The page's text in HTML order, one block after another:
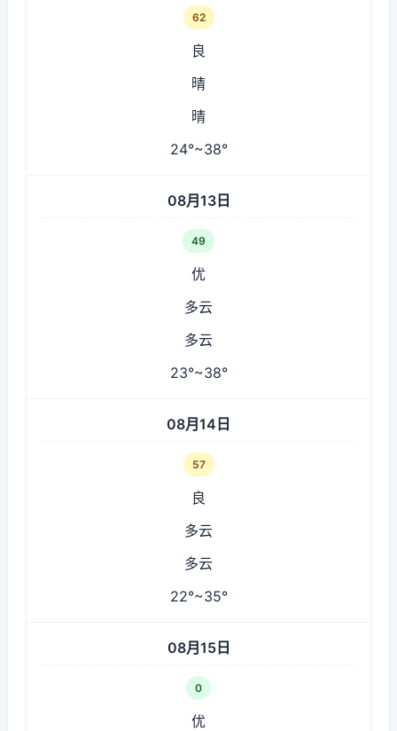
62
良
晴
晴
24°~38°
08月13日
49
优
多云
多云
23°~38°
08月14日
57
良
多云
多云
22°~35°
08月15日
0
优